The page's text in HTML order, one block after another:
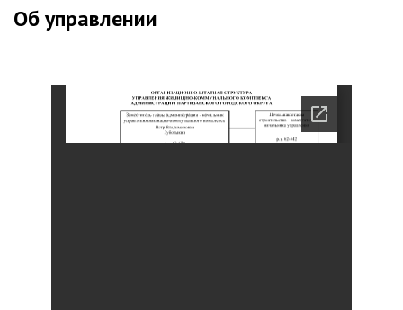
Расписание электричек
Геральдика
Об управлении